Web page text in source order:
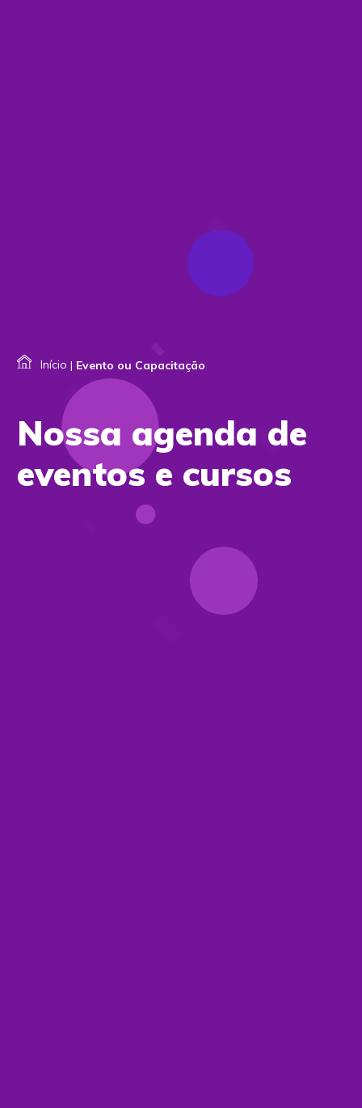
Início | Evento ou Capacitação
Nossa agenda de
eventos e cursos